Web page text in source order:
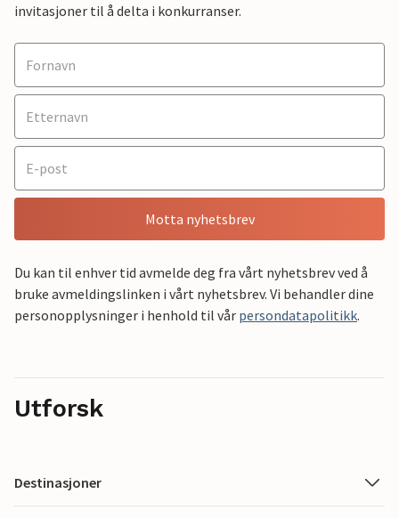
invitasjoner til å delta i konkurranser.
Motta nyhetsbrev
Du kan til enhver tid avmelde deg fra vårt nyhetsbrev ved å
bruke avmeldingslinken i vårt nyhetsbrev. Vi behandler dine
personopplysninger i henhold til vår persondatapolitikk.
Utforsk
Destinasjoner